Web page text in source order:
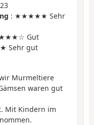
: ★★★★★ Sehr
Gut
Sehr gut
Murmeltiere
waren gut
Mit Kindern im